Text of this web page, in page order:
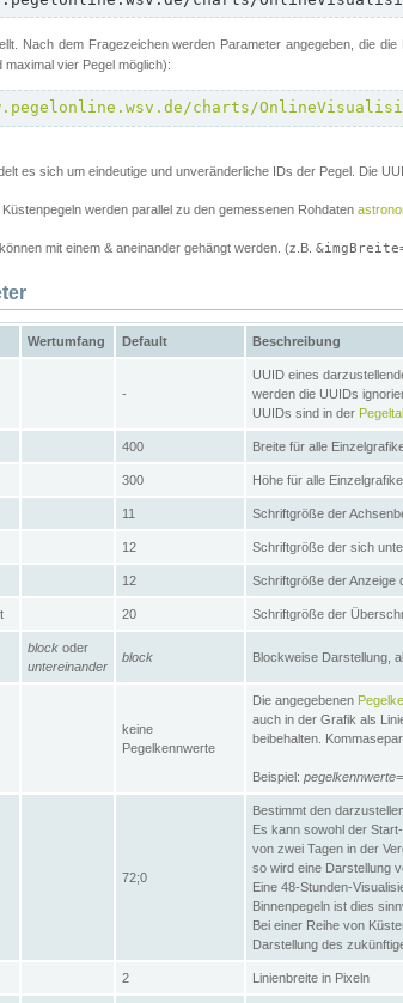
Nach dem Fragezeichen werden Parameter angegeben, die
vier Pegel möglich):
charts/
es sich um eindeutige und unveränderliche IDs der Pegel. Die
werden parallel zu den gemessenen Rohdaten
mit einem & aneinander gehängt werden. (z.B.
Wertumfang Default Beschreibung
-
UUID eines
werden die UUIDs
UUIDs sind in der
400 Breite für alle
300 Höhe für alle
11 Schriftgröße der
12 Schriftgröße der sich
12 Schriftgröße der Anzeige
20 Schriftgröße der
block oder
untereinander
block Blockweise Darstellung,
keine
Pegelkennwerte
Die angegebenen
auch in der Grafik als
beibehalten.
Beispiel:
72;0
Bestimmt den
Es kann sowohl der
von zwei Tagen in der
so wird eine Darstellung
Eine 48-Stunden-
Binnenpegeln ist dies
Bei einer Reihe von
Darstellung des
2 Linienbreite in Pixeln